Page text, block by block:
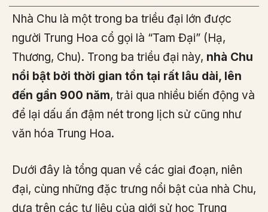
Nhà Chu là một trong ba triều đại lớn được
người Trung Hoa cổ gọi là “Tam Đại” (Hạ,
Thương, Chu). Trong ba triều đại này, nhà Chu
nổi bật bởi thời gian tồn tại rất lâu dài, lên
đến gần 900 năm, trải qua nhiều biến động và
để lại dấu ấn đậm nét trong lịch sử cũng như
văn hóa Trung Hoa.
Dưới đây là tổng quan về các giai đoạn, niên
đại, cùng những đặc trưng nổi bật của nhà Chu,
dựa trên các tư liệu của giới sử học Trung